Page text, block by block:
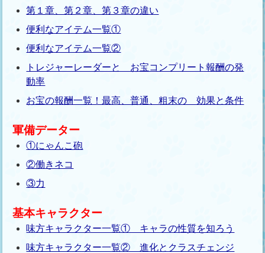
第１章、第２章、第３章の違い
便利なアイテム一覧①
便利なアイテム一覧②
トレジャーレーダーと お宝コンプリート報酬の発
動率
お宝の報酬一覧！最高、普通、粗末の 効果と条件
軍備データー
①にゃんこ砲
②働きネコ
③力
基本キャラクター
味方キャラクター一覧① キャラの性質を知ろう
味方キャラクター一覧② 進化とクラスチェンジ